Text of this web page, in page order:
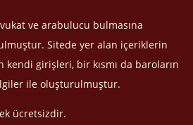
ve arabulucu bulmasına
Sitede yer alan içeriklerin
kendi girişleri, bir kısmı da baroların
ile oluşturulmuştur.
ücretsizdir.